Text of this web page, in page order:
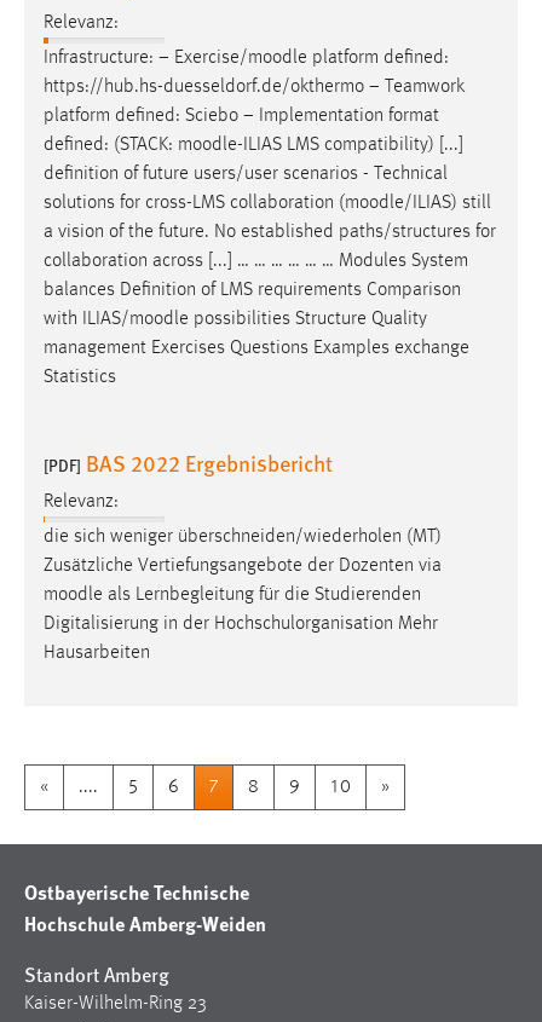
Relevanz:
Infrastructure: − Exercise/moodle platform defined:
https://hub.hs-duesseldorf.de/okthermo − Teamwork
platform defined: Sciebo − Implementation format
defined: (STACK: moodle-ILIAS LMS compatibility) [...]
definition of future users/user scenarios - Technical
solutions for cross-LMS collaboration (moodle/ILIAS) still
a vision of the future. No established paths/structures for
collaboration across [...] … … … … … … Modules System
balances Definition of LMS requirements Comparison
with ILIAS/moodle possibilities Structure Quality
management Exercises Questions Examples exchange
Statistics
[PDF] BAS 2022 Ergebnisbericht
Relevanz:
die sich weniger überschneiden/wiederholen (MT)
Zusätzliche Vertiefungsangebote der Dozenten via
moodle als Lernbegleitung für die Studierenden
Digitalisierung in der Hochschulorganisation Mehr
Hausarbeiten
« .... 5 6 7 8 9 10 »
Ostbayerische Technische
Hochschule Amberg-Weiden
Standort Amberg
Kaiser-Wilhelm-Ring 23